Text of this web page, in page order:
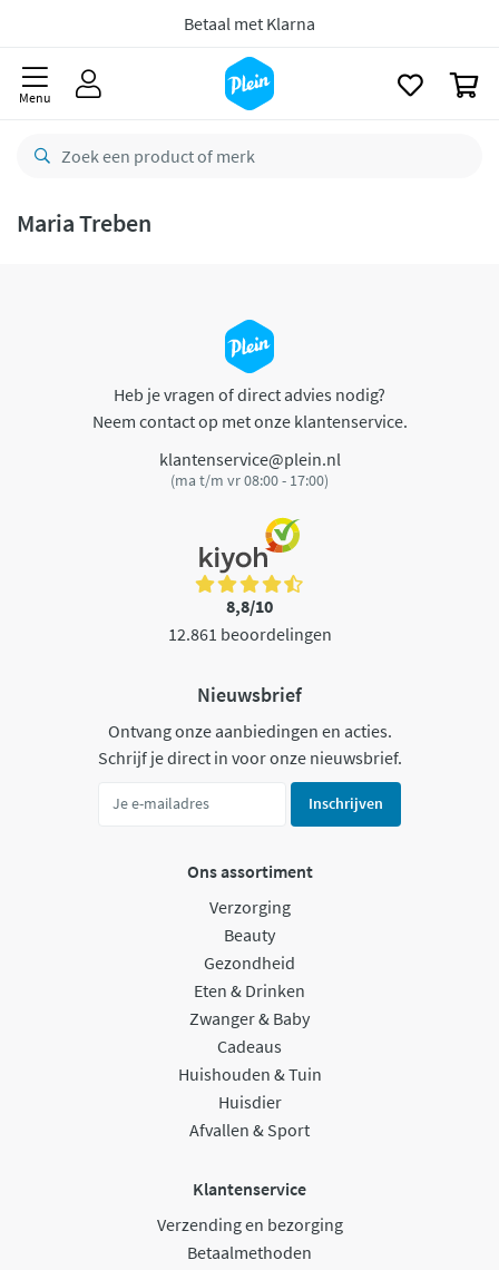
Betaal met Klarna
Menu
Maria Treben
Heb je vragen of direct advies nodig?
Neem contact op met onze klantenservice.
klantenservice@plein.nl
(ma t/m vr 08:00 - 17:00)
8,8/10
12.861 beoordelingen
Nieuwsbrief
Ontvang onze aanbiedingen en acties.
Schrijf je direct in voor onze nieuwsbrief.
Inschrijven
Ons assortiment
Verzorging
Beauty
Gezondheid
Eten & Drinken
Zwanger & Baby
Cadeaus
Huishouden & Tuin
Huisdier
Afvallen & Sport
Klantenservice
Verzending en bezorging
Betaalmethoden